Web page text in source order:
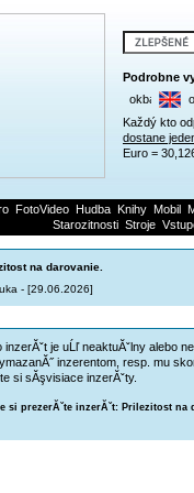
Podrobne
Každý kto
dostane
Euro =
FotoVideo Hudba Knihy Mobil
Starozitnosti Stroje
na darovanie.
- [29.06.2026]
inzerĂˇt je uĹľ neaktuĂˇlny alebo
inzerentom, resp. mu
si sĂşvisiace inzerĂˇty.
si prezerĂˇte inzerĂˇt: Prilezitost na